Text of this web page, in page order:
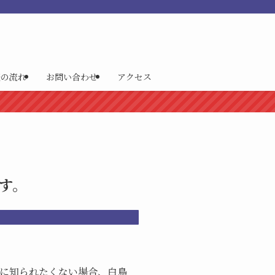
流れ お問い合わせ アクセス
知られたくない場合、白鳥